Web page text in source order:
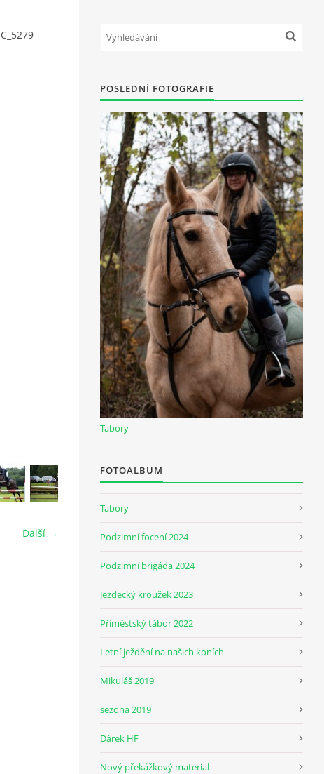
Další →
POSLEDNÍ FOTOGRAFIE
Tabory
FOTOALBUM
Tabory
Podzimní focení 2024
Podzimní brigáda 2024
Jezdecký kroužek 2023
Příměstský tábor 2022
Letní ježdění na našich koních
Mikuláš 2019
sezona 2019
Dárek HF
Nový překážkový material